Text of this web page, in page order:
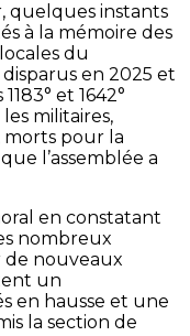
quelques instants
à la mémoire des
du
en 2025 et
et 1642°
militaires,
morts pour la
l’assemblée a
en constatant
nombreux
de nouveaux
un
en hausse et une
la section de